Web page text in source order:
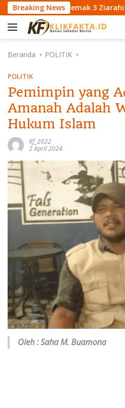
a
Breaking News
3 Ziarahi Makam Pendiri
Beranda POLITIK
POLITIK
Pemimpin yang
Amanah Adalah
Hukum Islam
Kf_2022
2 April 2024
Oleh : Saha M. Buamona